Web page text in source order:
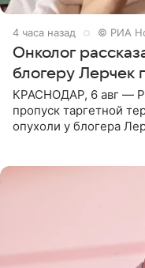
4 часа назад © РИА
Онколог
блогеру Лерчек
КРАСНОДАР, 6 авг —
пропуск таргетной
опухоли у блогера